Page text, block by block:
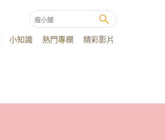
小知識 熱門專欄 精彩影片